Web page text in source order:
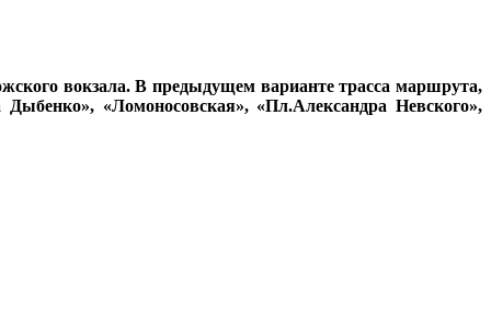
вокзала. В предыдущем варианте трасса маршрута,
«Ломоносовская», «Пл.Александра Невского»,